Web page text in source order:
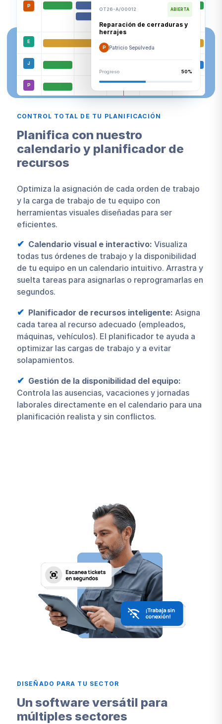
CONTROL TOTAL DE TU PLANIFICACIÓN
Planifica con nuestro
calendario y planificador de
recursos
Optimiza la asignación de cada orden de trabajo
y la carga de trabajo de tu equipo con
herramientas visuales diseñadas para ser
eficientes.
Calendario visual e interactivo: Visualiza
todas tus órdenes de trabajo y la disponibilidad
de tu equipo en un calendario intuitivo. Arrastra y
suelta tareas para asignarlas o reprogramarlas en
segundos.
Planificador de recursos inteligente: Asigna
cada tarea al recurso adecuado (empleados,
máquinas, vehículos). El planificador te ayuda a
optimizar las cargas de trabajo y a evitar
solapamientos.
Gestión de la disponibilidad del equipo:
Controla las ausencias, vacaciones y jornadas
laborales directamente en el calendario para una
planificación realista y sin conflictos.
P
E
J
P
OT26-A/00012 ABIERTA
Reparación de cerraduras y
herrajes
P Patricio Sepúlveda
Progreso 50%
DISEÑADO PARA TU SECTOR
Un software versátil para
múltiples sectores